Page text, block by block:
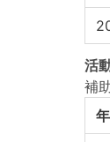
活
補